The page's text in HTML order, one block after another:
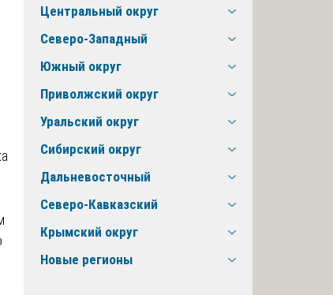
Центральный округ
Северо-Западный
Южный округ
Приволжский округ
Уральский округ
Сибирский округ
Дальневосточный
Северо-Кавказский
Крымский округ
Новые регионы